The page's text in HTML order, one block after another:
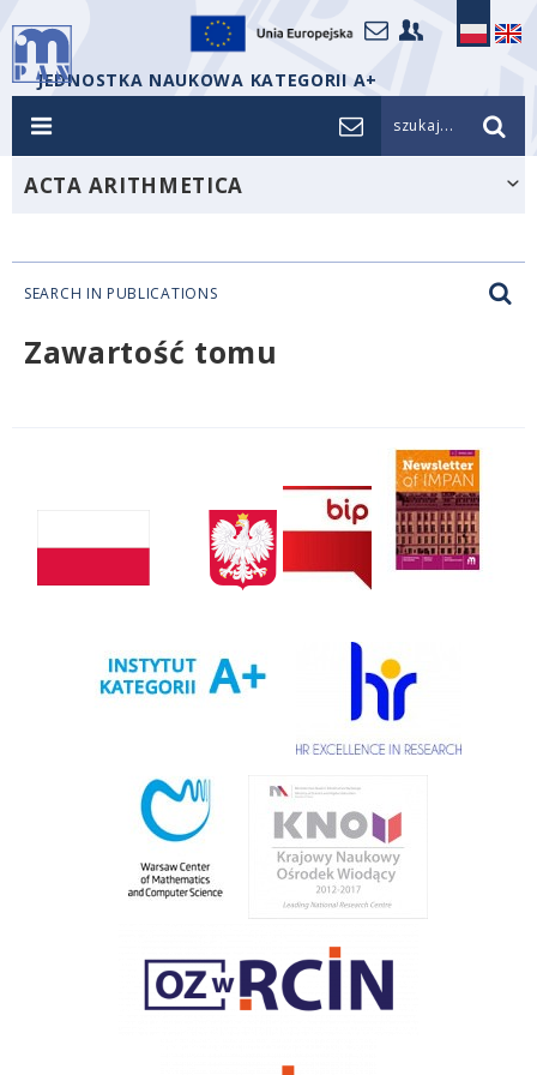
JEDNOSTKA NAUKOWA KATEGORII A+
szukaj...
ACTA ARITHMETICA
SEARCH IN PUBLICATIONS
Zawartość tomu